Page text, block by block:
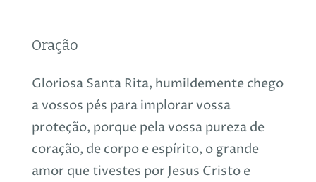
Oração
Gloriosa Santa Rita, humildemente chego
a vossos pés para implorar vossa
proteção, porque pela vossa pureza de
coração, de corpo e espírito, o grande
amor que tivestes por Jesus Cristo e